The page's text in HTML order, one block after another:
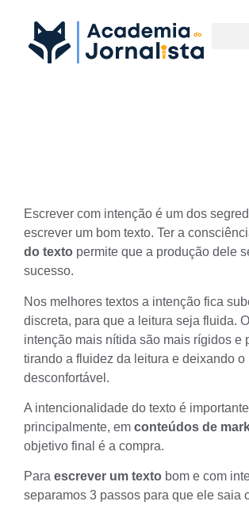
Escrever com intenção é um dos
escrever um bom texto. Ter a
do texto permite que a produção dele
sucesso.
Nos melhores textos a intenção fica
discreta, para que a leitura seja fluida.
intenção mais nítida são mais rígidos e
tirando a fluidez da leitura e deixando o
desconfortável.
A intencionalidade do texto é
principalmente, em conteúdos de
objetivo final é a compra.
Para escrever um texto bom e com
separamos 3 passos para que ele saia